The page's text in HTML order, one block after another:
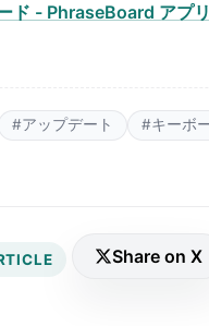
ド - PhraseBoard アプ
#アップデート
#キーボ
Share on X